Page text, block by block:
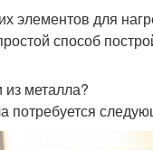
элементов для
способ
из металла?
потребуется